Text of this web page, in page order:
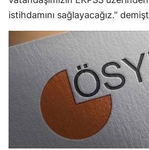
istihdamını sağlayacağız.”